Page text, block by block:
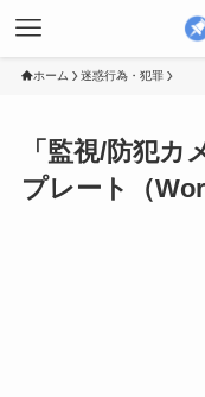
ホーム 迷惑行為・犯罪
「監視/防犯
プレート（